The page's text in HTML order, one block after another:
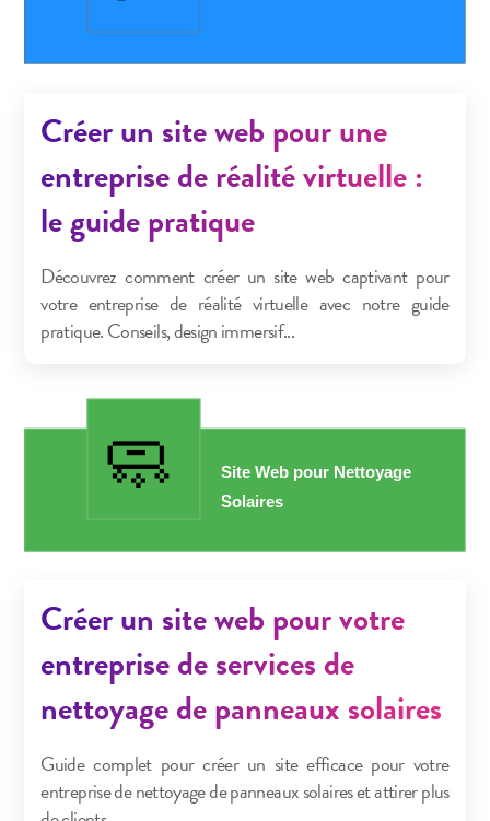
Créer un site web pour une
entreprise de réalité virtuelle :
le guide pratique
Découvrez comment créer un site web captivant pour
votre entreprise de réalité virtuelle avec notre guide
pratique. Conseils, design immersif...
Créer un site web pour votre
entreprise de services de
nettoyage de panneaux solaires
Guide complet pour créer un site efficace pour votre
entreprise de nettoyage de panneaux solaires et attirer plus